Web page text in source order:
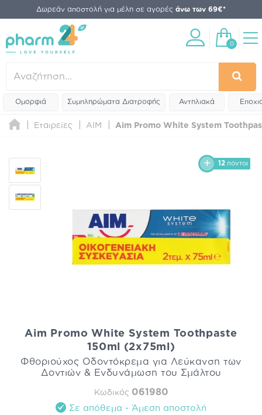
Δωρεάν αποστολή για μέλη σε αγορές άνω των 69€*
0
Ομορφιά Συμπληρώματα Διατροφής Αντηλιακά
Εταιρείες AIM Aim Promo White System
12 πόντοι
Aim Promo White System Toothpaste
150ml (2x75ml)
Φθοριούχος Οδοντόκρεμα για Λεύκανση των
Δοντιών & Ενδυνάμωση του Σμάλτου
Κωδικός 061980
Σε απόθεμα - Άμεση αποστολή